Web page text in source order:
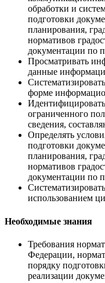
обработки и
подготовки
планирования,
нормативов
документации по
Просматривать
данные
форме
ограниченного
сведения,
Определять
подготовки
планирования,
нормативов
документации по
использованием
Необходимые знания
Требования
Федерации,
порядку
реализации